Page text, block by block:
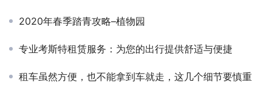
2020年春季踏青攻略–植物园
专业考斯特租赁服务：为您的出行提供舒适与便捷
租车虽然方便，也不能拿到车就走，这几个细节要慎重